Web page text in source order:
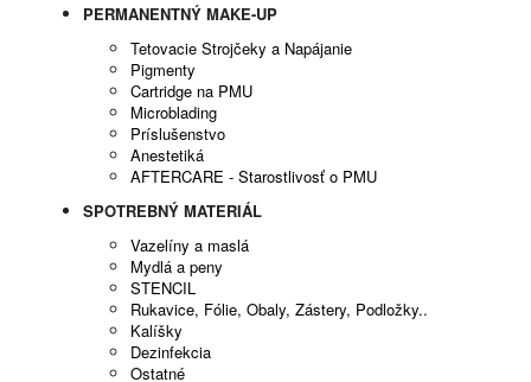
PERMANENTNÝ MAKE-UP
Tetovacie Strojčeky a Napájanie
Pigmenty
Cartridge na PMU
Microblading
Príslušenstvo
Anestetiká
AFTERCARE - Starostlivosť o PMU
SPOTREBNÝ MATERIÁL
Vazelíny a maslá
Mydlá a peny
STENCIL
Rukavice, Fólie, Obaly, Zástery, Podložky..
Kalíšky
Dezinfekcia
Ostatné